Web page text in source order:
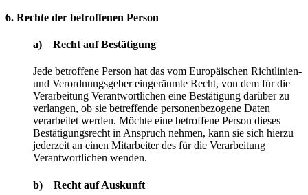
6. Rechte der betroffenen Person
a) Recht auf Bestätigung
Jede betroffene Person hat das vom Europäischen Richtlinien-
und Verordnungsgeber eingeräumte Recht, von dem für die
Verarbeitung Verantwortlichen eine Bestätigung darüber zu
verlangen, ob sie betreffende personenbezogene Daten
verarbeitet werden. Möchte eine betroffene Person dieses
Bestätigungsrecht in Anspruch nehmen, kann sie sich hierzu
jederzeit an einen Mitarbeiter des für die Verarbeitung
Verantwortlichen wenden.
b) Recht auf Auskunft